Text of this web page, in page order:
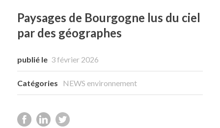
Paysages de Bourgogne lus du ciel
par des géographes
publié le 3 février 2026
Catégories NEWS environnement